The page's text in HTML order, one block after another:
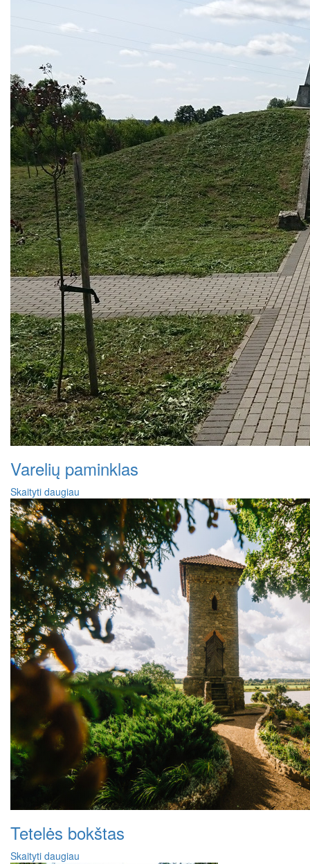
Varelių paminklas
Skaityti daugiau
Tetelės bokštas
Skaityti daugiau